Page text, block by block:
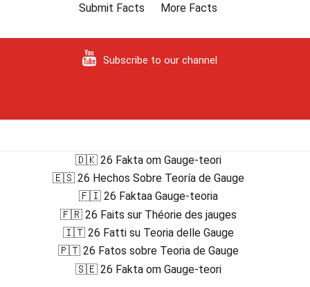
Submit Facts
More Facts
Subscribe to our channel
🇩🇰 26 Fakta om Gauge-teori
🇪🇸 26 Hechos Sobre Teoría de Gauge
🇫🇮 26 Faktaa Gauge-teoria
🇫🇷 26 Faits sur Théorie des jauges
🇮🇹 26 Fatti su Teoria delle Gauge
🇵🇹 26 Fatos sobre Teoria de Gauge
🇸🇪 26 Fakta om Gauge-teori